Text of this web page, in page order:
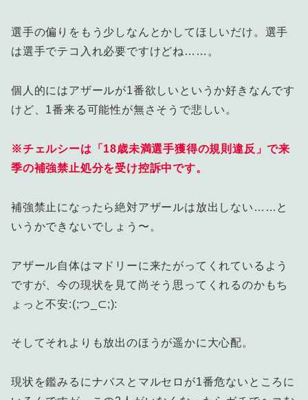
選手の偏りをもう少しなんとかしてほしいだけ。選手
は選手でテコ入れ必要ですけどね……。
個人的にはアザールが1番欲しいというか好きなんです
けど、1番来る可能性が無さそうで悲しい。
※チェルシーは「18歳未満選手獲得の規則違反」で来
季の補強禁止処分を受け控訴中です。
補強禁止になったら絶対アザールは放出しない……と
いうかできないでしょう〜。
アザール自体はマドリーに来たがってくれているよう
ですが、今の現状を見て尚そう思ってくれるのかもち
ょっと不安:(;つ_⊂;):
そしてそれよりも放出のほうが遥かに大心配。
現状を鑑みるにナバスとマルセロが1番危ないところに